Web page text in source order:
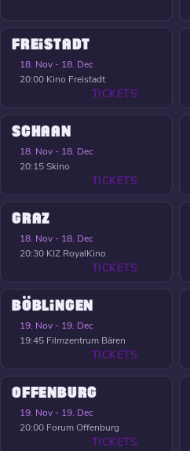
FREISTADT
18. Nov - 18. Dec
20:00 Kino Freistadt
TICKETS
SCHAAN
18. Nov - 18. Dec
20:15Skino
TICKETS
GRAZ
18. Nov - 18. Dec
20:30 KIZ RoyalKino
TICKETS
BÖBLINGEN
19. Nov - 19. Dec
19:45 Filmzentrum Bären
TICKETS
OFFENBURG
19. Nov - 19. Dec
20:00 Forum Offenburg
TICKETS